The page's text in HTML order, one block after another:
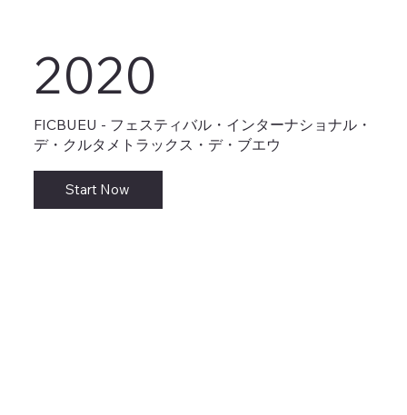
2020
FICBUEU - フェスティバル・インターナショナル・
デ・クルタメトラックス・デ・ブエウ
Start Now